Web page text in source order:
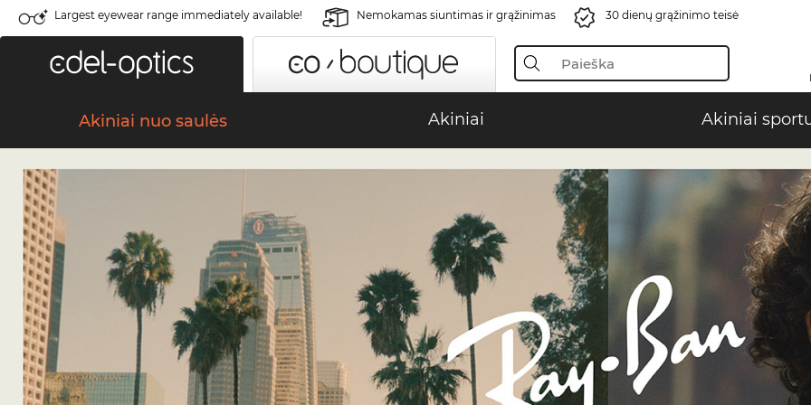
Largest eyewear range immediately available! Nemokamas siuntimas ir grąžinimas 30 dienų grąžinimo teisė
Akiniai nuo saulės Akiniai Akiniai